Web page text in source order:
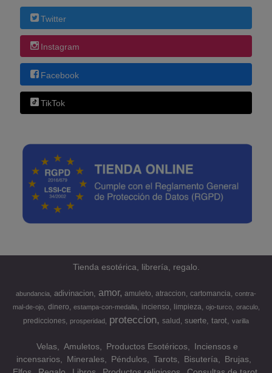
Twitter
Instagram
Facebook
TikTok
Tienda esotérica, librería, regalo.
abundancia adivinacion amor amuleto atraccion cartomancia
contra-
mal-de-ojo
dinero estampa-con-medalla incienso limpieza ojo-turco oraculo
predicciones prosperidad proteccion salud suerte tarot varilla
Velas Amuletos Productos Esotéricos
Inciensos e
incensarios
Minerales Péndulos Tarots Bisutería
Brujas